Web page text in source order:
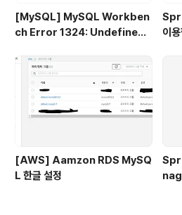
[MySQL] MySQL Workben
ch Error 1324: Undefined
에러
이
[AWS] Aamzon RDS MySQ
L 한글 설정